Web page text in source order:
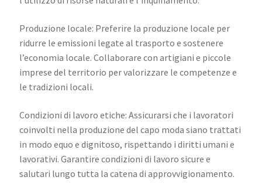
Produzione locale: Preferire la produzione locale per
ridurre le emissioni legate al trasporto e sostenere
l’economia locale. Collaborare con artigiani e piccole
imprese del territorio per valorizzare le competenze e
le tradizioni locali.
Condizioni di lavoro etiche: Assicurarsi che i lavoratori
coinvolti nella produzione del capo moda siano trattati
in modo equo e dignitoso, rispettando i diritti umani e
lavorativi. Garantire condizioni di lavoro sicure e
salutari lungo tutta la catena di approvvigionamento.